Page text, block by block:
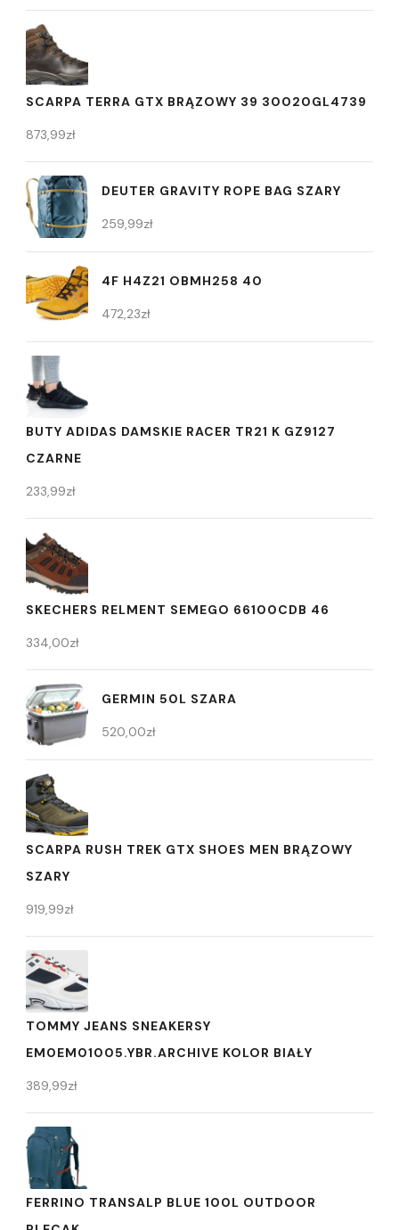
SCARPA TERRA GTX BRĄZOWY 39 30020GL4739
873,99zł
DEUTER GRAVITY ROPE BAG SZARY
259,99zł
4F H4Z21 OBMH258 40
472,23zł
BUTY ADIDAS DAMSKIE RACER TR21 K GZ9127
CZARNE
233,99zł
SKECHERS RELMENT SEMEGO 66100CDB 46
334,00zł
GERMIN 50L SZARA
520,00zł
SCARPA RUSH TREK GTX SHOES MEN BRĄZOWY
SZARY
919,99zł
TOMMY JEANS SNEAKERSY
EM0EM01005.YBR.ARCHIVE KOLOR BIAŁY
389,99zł
FERRINO TRANSALP BLUE 100L OUTDOOR